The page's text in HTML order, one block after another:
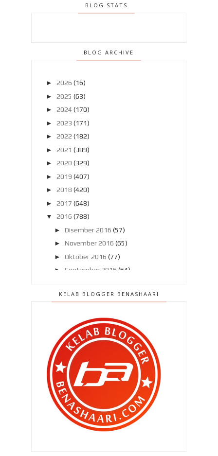
BLOG STATS
BLOG ARCHIVE
► 2026 (16)
► 2025 (63)
► 2024 (170)
► 2023 (171)
► 2022 (182)
► 2021 (389)
► 2020 (329)
► 2019 (407)
► 2018 (420)
► 2017 (648)
▼
2016 (788)
► Disember 2016 (57)
► November 2016 (65)
► Oktober 2016 (77)
► September 2016 (64)
▼ Julai 2016 (80)
Gathering Raya #KBBA9 : Jutaan
terima kasih kepada...
Ditawar bersalin di hospital
terkemuka ??
Tukar jadual ??
Aku tak cukup rajin ?
Kenapa Zahra , kenapa ??
KELAB BLOGGER BENASHAARI